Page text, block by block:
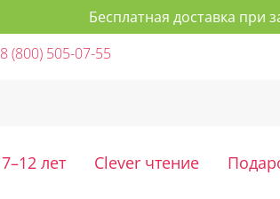
Бесплатная доставка при
8 (800) 505-07-55
7–12 лет Clever чтение